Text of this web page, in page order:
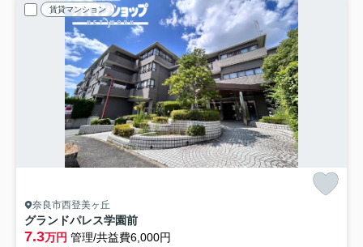
賃貸マンション
奈良市西登美ヶ丘
グランドパレス学園前
7.3万円 管理/共益費6,000円